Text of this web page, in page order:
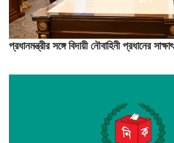
প্রধানমন্ত্রীর সঙ্গে বিদায়ী নৌবাহিনী প্রধানের সাক্ষাৎ